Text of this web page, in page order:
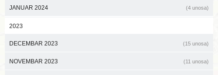
JANUAR 2024 (4 unosa)
2023
DECEMBAR 2023 (15 unosa)
NOVEMBAR 2023 (11 unosa)